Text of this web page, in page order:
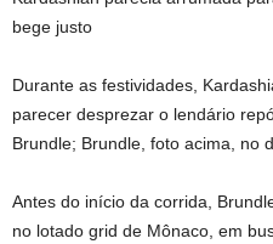
bege justo
Durante as festividades,
parecer desprezar o lendário
Brundle; Brundle, foto acima, no
Antes do início da corrida,
no lotado grid de Mônaco, em